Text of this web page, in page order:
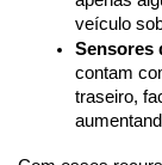
veículo
Sensores
contam
traseiro,